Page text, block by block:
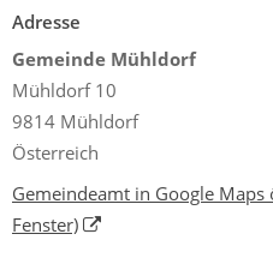
Adresse
Gemeinde Mühldorf
Mühldorf 10
9814 Mühldorf
Österreich
Gemeindeamt in Google Maps
Fenster)